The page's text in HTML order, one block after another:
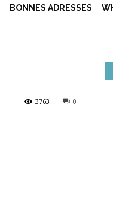
BONNES ADRESSES
0
3763